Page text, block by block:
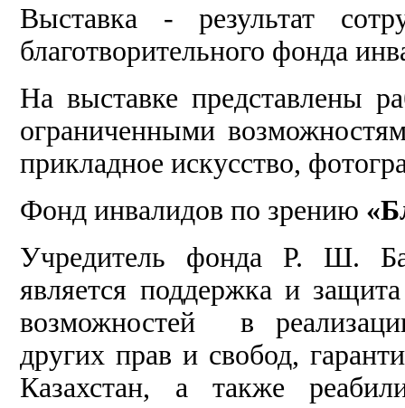
Выставка - результат
благотворительного фонда
На выставке представлены
ограниченными
прикладное искусство,
Фонд инвалидов по зрению
Учредитель фонда Р. Ш.
является поддержка и
возможностей в
других прав и свобод,
Казахстан, а также